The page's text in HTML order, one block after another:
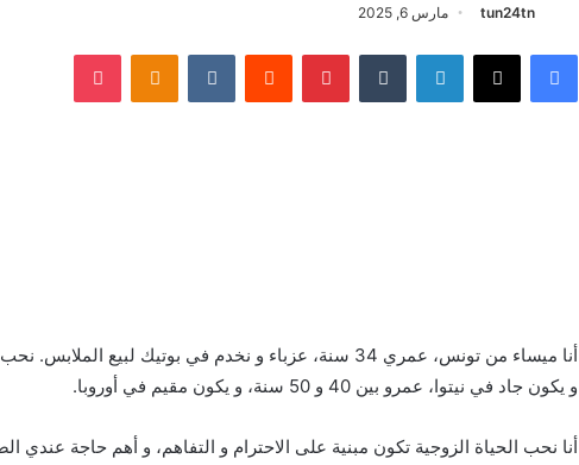
tun24tn مارس 6, 2025
فيسبوك لينكدإن بينتيريست
أنا ميساء من تونس، عمري 34 سنة، عزباء و نخدم في بوتيك
و يكون جاد في نيتوا، عمرو بين 40 و 50 سنة، و يكون مقيم في أوروبا.
أنا نحب الحياة الزوجية تكون مبنية على الاحترام و التفاهم، و أهم حاجة عندي